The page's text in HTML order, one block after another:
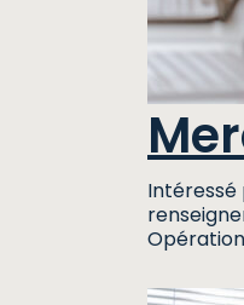
Intéressé